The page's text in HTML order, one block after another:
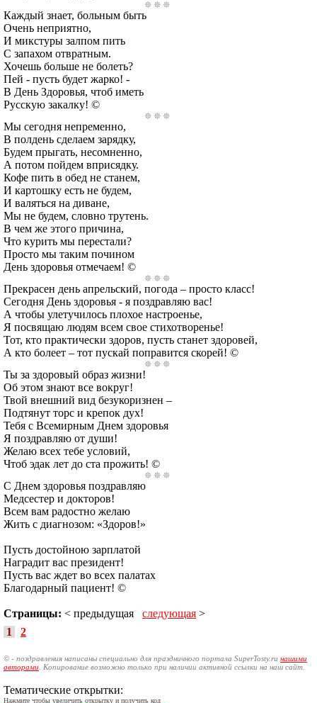
Каждый знает, больным быть
Очень неприятно,
И микстуры залпом пить
С запахом отвратным.
Хочешь больше не болеть?
Пей - пусть будет жарко! -
В День Здоровья, чтоб иметь
Русскую закалку! ©
Мы сегодня непременно,
В полдень сделаем зарядку,
Будем прыгать, несомненно,
А потом пойдем вприсядку.
Кофе пить в обед не станем,
И картошку есть не будем,
И валяться на диване,
Мы не будем, словно трутень.
В чем же этого причина,
Что курить мы перестали?
Просто мы таким почином
День здоровья отмечаем! ©
Прекрасен день апрельский, погода – просто класс!
Сегодня День здоровья - я поздравляю вас!
А чтобы улетучилось плохое настроенье,
Я посвящаю людям всем свое стихотворенье!
Тот, кто практически здоров, пусть станет здоровей,
А кто болеет – тот пускай поправится скорей! ©
Ты за здоровый образ жизни!
Об этом знают все вокруг!
Твой внешний вид безукоризнен –
Подтянут торс и крепок дух!
Тебя с Всемирным Днем здоровья
Я поздравляю от души!
Желаю всех тебе условий,
Чтоб эдак лет до ста прожить! ©
С Днем здоровья поздравляю
Медсестер и докторов!
Всем вам радостно желаю
Жить с диагнозом: «Здоров!»
Пусть достойною зарплатой
Наградит вас президент!
Пусть вас ждет во всех палатах
Благодарный пациент! ©
Страницы: < предыдущая следующая >
1
2
© - поздравления написаны специально для праздничного портала SuperTosty.ru нашими
авторами . Копирование возможно только при наличии активной ссылки на наш сайт.
Тематические открытки:
Нажмите чтобы увеличить открытку и получить код